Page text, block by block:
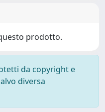
prodotto.
da copyright e
diversa